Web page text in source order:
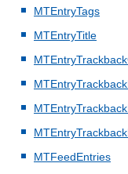
MTEntryTags
MTEntryTitle
MTFeedEntries